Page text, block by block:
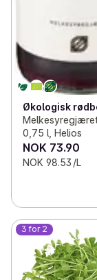
Økologisk
Melkesyregjæret
0,75 l, Helios
NOK 73.90
NOK 98.53 /L
3 for 2